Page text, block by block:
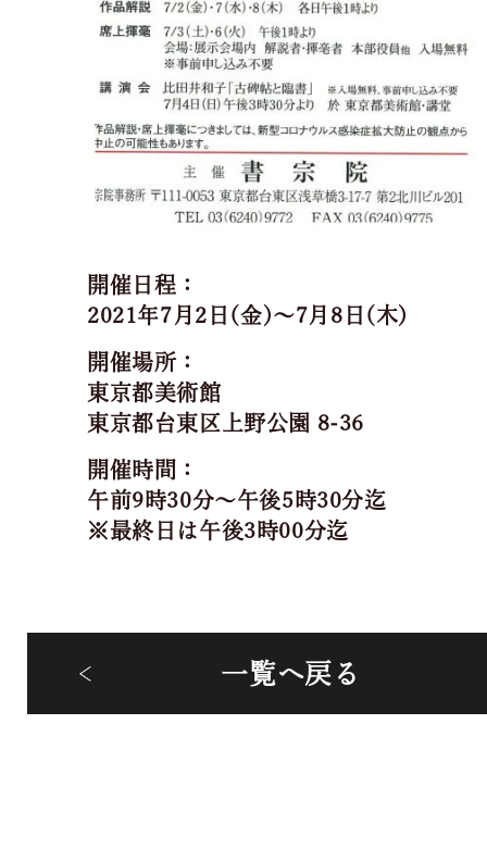
開催日程：
2021年7月2日(金)～7月8日(木)
開催場所：
東京都美術館
東京都台東区上野公園 8-36
開催時間：
午前9時30分～午後5時30分迄
※最終日は午後3時00分迄
一覧へ戻る